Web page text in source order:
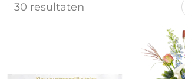
30 resultaten